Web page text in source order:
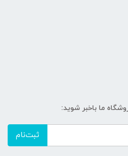
ما باخبر شوید:
ثبت‌نام